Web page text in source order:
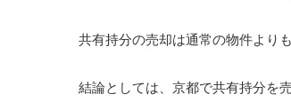
共有持分の売却は通常の物件より
結論としては、京都で共有持分を